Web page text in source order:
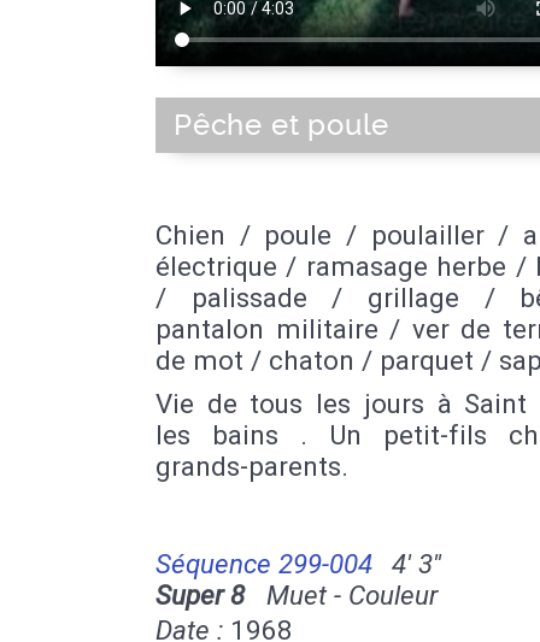
Pêche et poule
Chien / poule / poulailler /
électrique / ramasage herbe /
/ palissade / grillage /
pantalon militaire / ver de
de mot / chaton / parquet /
Vie de tous les jours à Saint
les bains . Un petit-fils
grands-parents.
Séquence 299-004
4' 3''
Super 8Muet - Couleur
Date : 1968